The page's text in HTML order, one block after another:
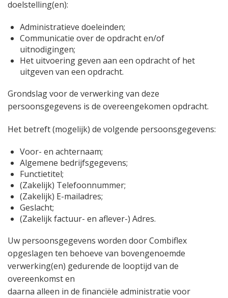
doelstelling(en):
Administratieve doeleinden;
Communicatie over de opdracht en/of
uitnodigingen;
Het uitvoering geven aan een opdracht of het
uitgeven van een opdracht.
Grondslag voor de verwerking van deze
persoonsgegevens is de overeengekomen opdracht.
Het betreft (mogelijk) de volgende persoonsgegevens:
Voor- en achternaam;
Algemene bedrijfsgegevens;
Functietitel;
(Zakelijk) Telefoonnummer;
(Zakelijk) E-mailadres;
Geslacht;
(Zakelijk factuur- en aflever-) Adres.
Uw persoonsgegevens worden door Combiflex
opgeslagen ten behoeve van bovengenoemde
verwerking(en) gedurende de looptijd van de
overeenkomst en
daarna alleen in de financiële administratie voor